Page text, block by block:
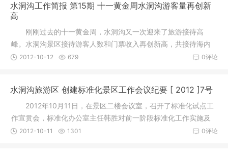
水洞沟工作简报 第15期 十一黄金周水洞沟游客量再创新
高
刚刚过去的十一黄金周，水洞沟又一次迎来了旅游接待高
峰。水洞沟景区接待游客人数和门票收入再创新高，共接待海内
外游客8022
0评论
2012-10-12 679
水洞沟旅游区 创建标准化景区工作会议纪要 [ 2012 ]7号
2012年10月11日，在景区二楼会议室，召开了标准化试点工
作宣贯会，标准化办公室主任韩胜对前一阶段标准化工作实施及
各部门推
0评论
2012-10-11 1301